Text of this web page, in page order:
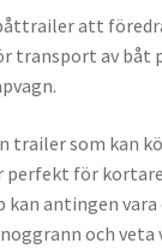
att
av båt
trailer som kan
perfekt för
antingen
och